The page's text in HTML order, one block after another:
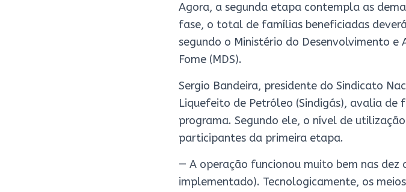
Agora, a segunda etapa contempla as
fase, o total de famílias beneficiadas
segundo o Ministério do Desenvolvimento e
Fome (MDS).
Sergio Bandeira, presidente do Sindicato
Liquefeito de Petróleo (Sindigás), avalia
programa. Segundo ele, o nível de
participantes da primeira etapa.
— A operação funcionou muito bem nas
implementado). Tecnologicamente, os